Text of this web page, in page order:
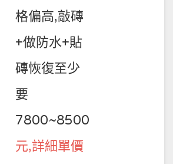
格偏高,敲磚
+做防水+貼
磚恢復至少
要
7800~8500
元,詳細單價